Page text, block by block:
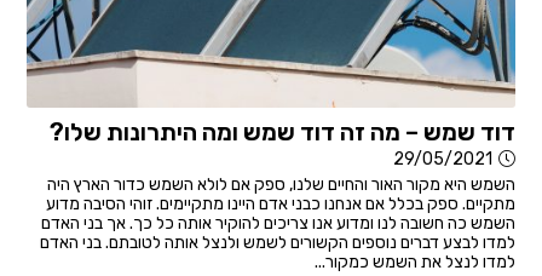
דוד שמש – מה זה דוד שמש ומה היתרונות שלו?
29/05/2021
השמש היא מקור האור והחיים שלנו, ספק אם לולא השמש כדור הארץ היה
מתקיים. ספק בכלל אם אנחנו כבני אדם היינו מתקיימים. זוהי הסיבה מדוע
השמש כה חשובה לנו ומדוע אנו צריכים להוקיר אותה כל כך. אך בני האדם
למדו לבצע דברים נוספים הקשורים לשמש ולנצל אותה לטובתם. בני האדם
למדו לנצל את השמש כמקור...